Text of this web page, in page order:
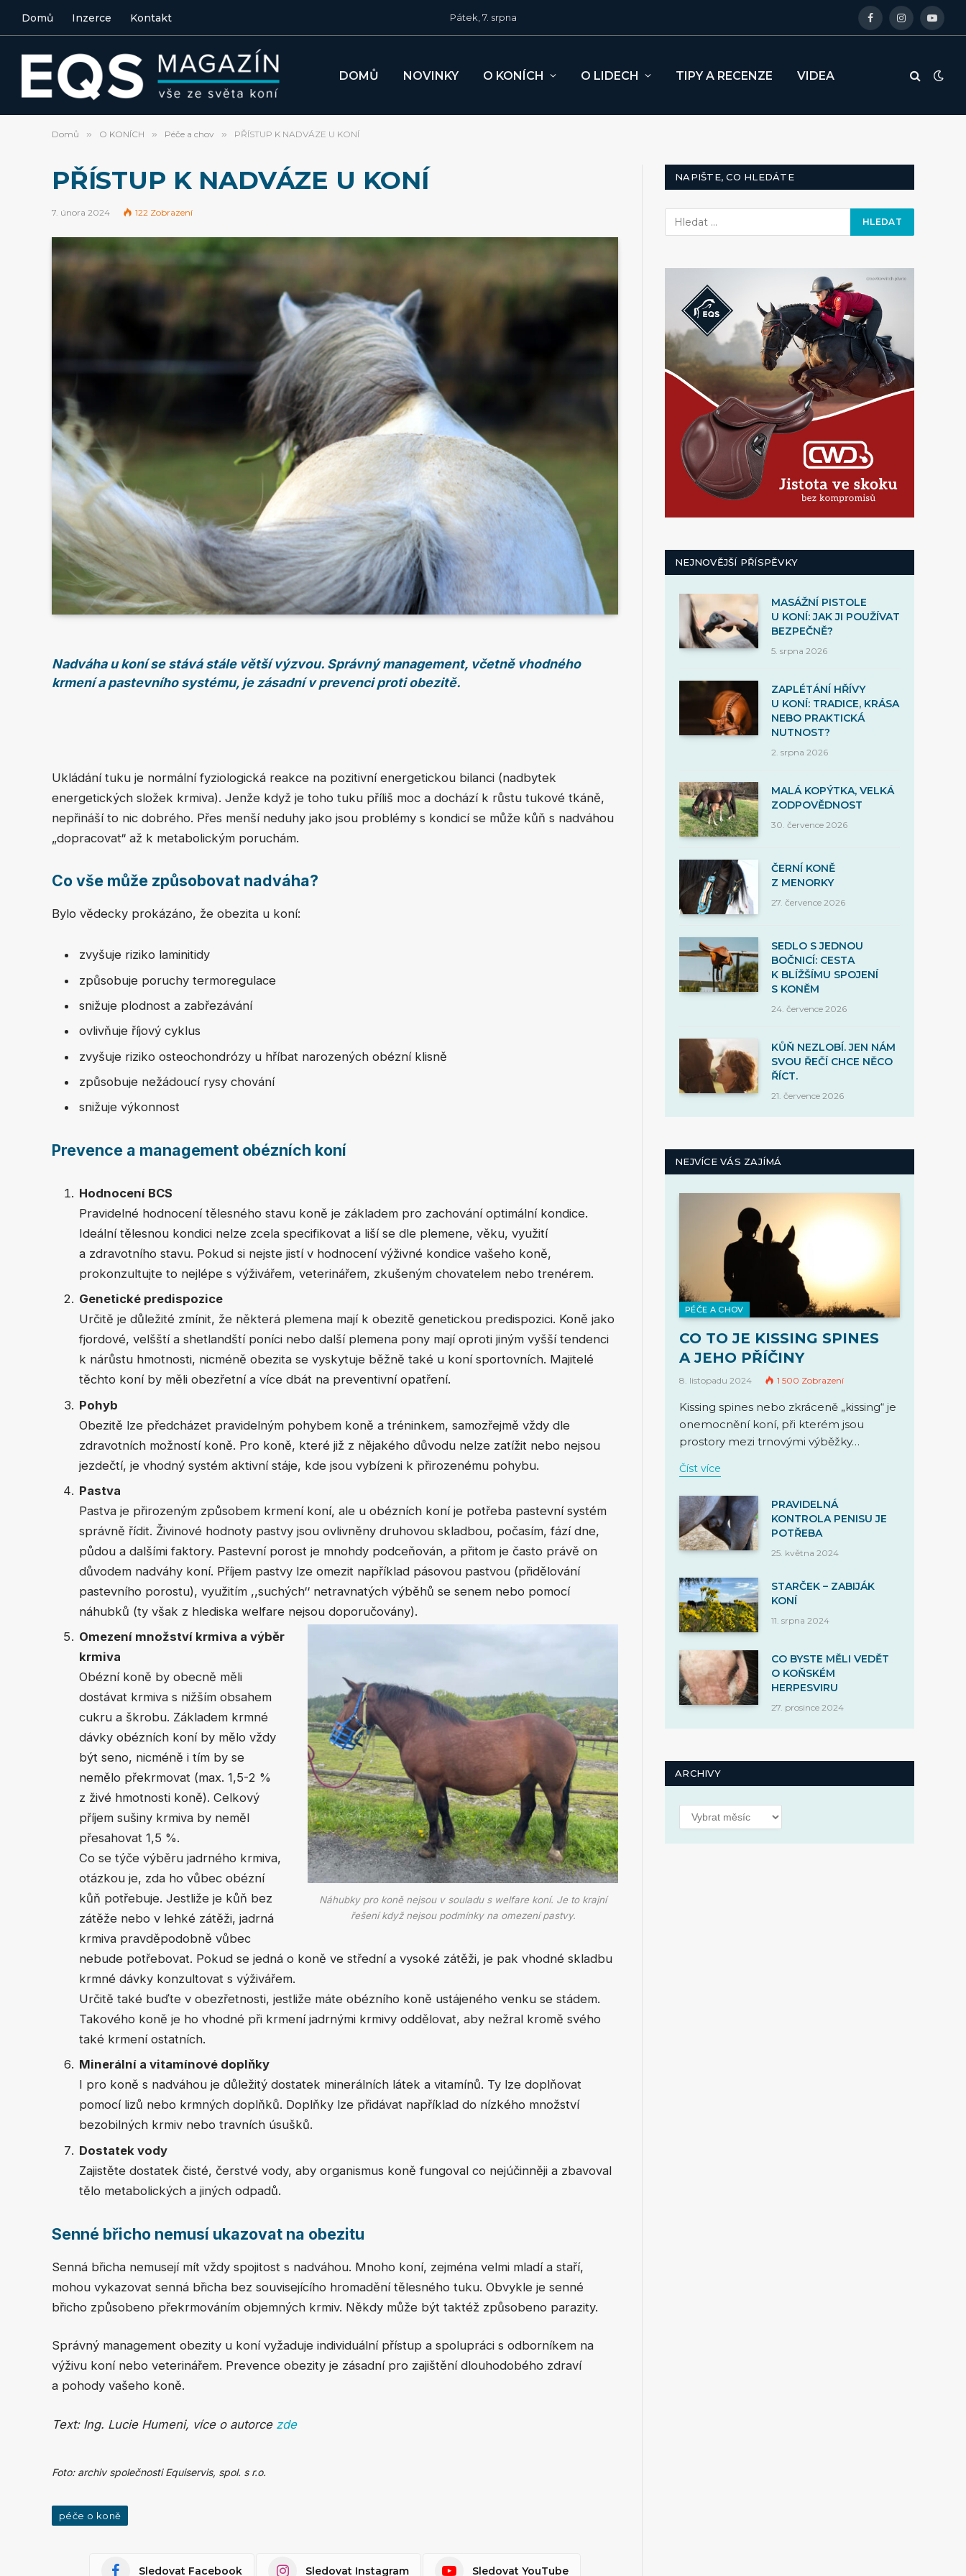
Domů Inzerce Kontakt Pátek, 7. srpna FacebookInstagram
DOMŮ NOVINKY O KONÍCH O LIDECH TIPY A RECENZE VIDEA
Domů » O KONÍCH » Péče a chov » PŘÍSTUP K NADVÁZE U KONÍ
PŘÍSTUP K NADVÁZE U KONÍ
7. února 2024 122 Zobrazení
Nadváha u koní se stává stále větší výzvou. Správný management, včetně vhodného
krmení a pastevního systému, je zásadní v prevenci proti obezitě.
Ukládání tuku je normální fyziologická reakce na pozitivní energetickou bilanci (nadbytek
energetických složek krmiva). Jenže když je toho tuku příliš moc a dochází k růstu tukové tkáně,
nepřináší to nic dobrého. Přes menší neduhy jako jsou problémy s kondicí se může kůň s nadváhou
„dopracovat“ až k metabolickým poruchám.
Co vše může způsobovat nadváha?
Bylo vědecky prokázáno, že obezita u koní:
zvyšuje riziko laminitidy
způsobuje poruchy termoregulace
snižuje plodnost a zabřezávání
ovlivňuje říjový cyklus
zvyšuje riziko osteochondrózy u hříbat narozených obézní klisně
způsobuje nežádoucí rysy chování
snižuje výkonnost
Prevence a management obézních koní
Hodnocení BCS
Pravidelné hodnocení tělesného stavu koně je základem pro zachování optimální kondice.
Ideální tělesnou kondici nelze zcela specifikovat a liší se dle plemene, věku, využití
a zdravotního stavu. Pokud si nejste jistí v hodnocení výživné kondice vašeho koně,
prokonzultujte to nejlépe s výživářem, veterinářem, zkušeným chovatelem nebo trenérem.
Genetické predispozice
Určitě je důležité zmínit, že některá plemena mají k obezitě genetickou predispozici. Koně jako
fjordové, velšští a shetlandští poníci nebo další plemena pony mají oproti jiným vyšší tendenci
k nárůstu hmotnosti, nicméně obezita se vyskytuje běžně také u koní sportovních. Majitelé
těchto koní by měli obezřetní a více dbát na preventivní opatření.
Pohyb
Obezitě lze předcházet pravidelným pohybem koně a tréninkem, samozřejmě vždy dle
zdravotních možností koně. Pro koně, které již z nějakého důvodu nelze zatížit nebo nejsou
jezdečtí, je vhodný systém aktivní stáje, kde jsou vybízeni k přirozenému pohybu.
Pastva
Pastva je přirozeným způsobem krmení koní, ale u obézních koní je potřeba pastevní systém
správně řídit. Živinové hodnoty pastvy jsou ovlivněny druhovou skladbou, počasím, fází dne,
půdou a dalšími faktory. Pastevní porost je mnohdy podceňován, a přitom je často právě on
důvodem nadváhy koní. Příjem pastvy lze omezit například pásovou pastvou (přidělování
pastevního porostu), využitím ,,suchých‘‘ netravnatých výběhů se senem nebo pomocí
náhubků (ty však z hlediska welfare nejsou doporučovány).
Náhubky pro koně nejsou v souladu s welfare koní. Je to krajní
řešení když nejsou podmínky na omezení pastvy.
Omezení množství krmiva a výběr
krmiva
Obézní koně by obecně měli
dostávat krmiva s nižším obsahem
cukru a škrobu. Základem krmné
dávky obézních koní by mělo vždy
být seno, nicméně i tím by se
nemělo překrmovat (max. 1,5-2 %
z živé hmotnosti koně). Celkový
příjem sušiny krmiva by neměl
přesahovat 1,5 %.
Co se týče výběru jadrného krmiva,
otázkou je, zda ho vůbec obézní
kůň potřebuje. Jestliže je kůň bez
zátěže nebo v lehké zátěži, jadrná
krmiva pravděpodobně vůbec
nebude potřebovat. Pokud se jedná o koně ve střední a vysoké zátěži, je pak vhodné skladbu
krmné dávky konzultovat s výživářem.
Určitě také buďte v obezřetnosti, jestliže máte obézního koně ustájeného venku se stádem.
Takového koně je ho vhodné při krmení jadrnými krmivy oddělovat, aby nežral kromě svého
také krmení ostatních.
Minerální a vitamínové doplňky
I pro koně s nadváhou je důležitý dostatek minerálních látek a vitamínů. Ty lze doplňovat
pomocí lizů nebo krmných doplňků. Doplňky lze přidávat například do nízkého množství
bezobilných krmiv nebo travních úsušků.
Dostatek vody
Zajistěte dostatek čisté, čerstvé vody, aby organismus koně fungoval co nejúčinněji a zbavoval
tělo metabolických a jiných odpadů.
Senné břicho nemusí ukazovat na obezitu
Senná břicha nemusejí mít vždy spojitost s nadváhou. Mnoho koní, zejména velmi mladí a staří,
mohou vykazovat senná břicha bez souvisejícího hromadění tělesného tuku. Obvykle je senné
břicho způsobeno překrmováním objemných krmiv. Někdy může být taktéž způsobeno parazity.
Správný management obezity u koní vyžaduje individuální přístup a spolupráci s odborníkem na
výživu koní nebo veterinářem. Prevence obezity je zásadní pro zajištění dlouhodobého zdraví
a pohody vašeho koně.
Text: Ing. Lucie Humeni, více o autorce zde
Foto: archiv společnosti Equiservis, spol. s r.o.
péče o koně
Sledovat Facebook Sledovat Instagram Sledovat YouTube
NAPIŠTE, CO HLEDÁTE
NEJNOVĚJŠÍ PŘÍSPĚVKY
MASÁŽNÍ PISTOLE
U KONÍ: JAK JI POUŽÍVAT
BEZPEČNĚ?
5. srpna 2026
ZAPLÉTÁNÍ HŘÍVY
U KONÍ: TRADICE, KRÁSA
NEBO PRAKTICKÁ
NUTNOST?
2. srpna 2026
MALÁ KOPÝTKA, VELKÁ
ZODPOVĚDNOST
30. července 2026
ČERNÍ KONĚ
Z MENORKY
27. července 2026
SEDLO S JEDNOU
BOČNICÍ: CESTA
K BLÍŽŠÍMU SPOJENÍ
S KONĚM
24. července 2026
KŮŇ NEZLOBÍ. JEN NÁM
SVOU ŘEČÍ CHCE NĚCO
ŘÍCT.
21. července 2026
NEJVÍCE VÁS ZAJÍMÁ
PÉČE A CHOV
CO TO JE KISSING SPINES
A JEHO PŘÍČINY
8. listopadu 2024 1 500 Zobrazení
Kissing spines nebo zkráceně „kissing“ je
onemocnění koní, při kterém jsou
prostory mezi trnovými výběžky…
Číst více
PRAVIDELNÁ
KONTROLA PENISU JE
POTŘEBA
25. května 2024
STARČEK – ZABIJÁK
KONÍ
11. srpna 2024
CO BYSTE MĚLI VEDĚT
O KOŇSKÉM
HERPESVIRU
27. prosince 2024
ARCHIVY
Archivy